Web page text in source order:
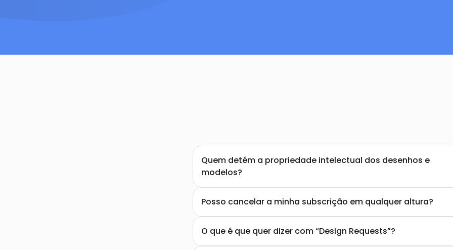
Quem detém a propriedade intelectual dos desenhos e
modelos?
Posso cancelar a minha subscrição em qualquer altura?
O que é que quer dizer com “Design Requests”?